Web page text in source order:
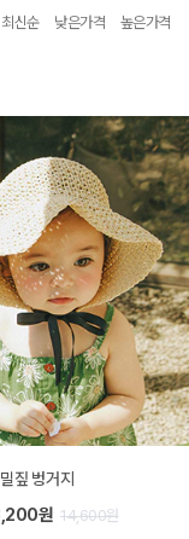
최신순 낮은가격 높은가격
짚 벙거지
원 14,600원